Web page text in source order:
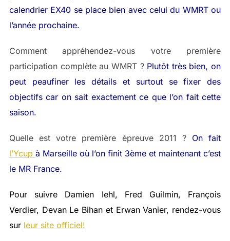
calendrier EX40 se place bien avec celui du WMRT ou
l’année prochaine.
Comment appréhendez-vous votre première
participation complète au WMRT ? Plutôt très bien, on
peut peaufiner les détails et surtout se fixer des
objectifs car on sait exactement ce que l’on fait cette
saison.
Quelle est votre première épreuve 2011 ? On fait
l’Ycup à Marseille où l’on finit 3ème et maintenant c’est
le MR France.
Pour suivre Damien Iehl, Fred Guilmin, François
Verdier, Devan Le Bihan et Erwan Vanier, rendez-vous
sur leur site officiel!